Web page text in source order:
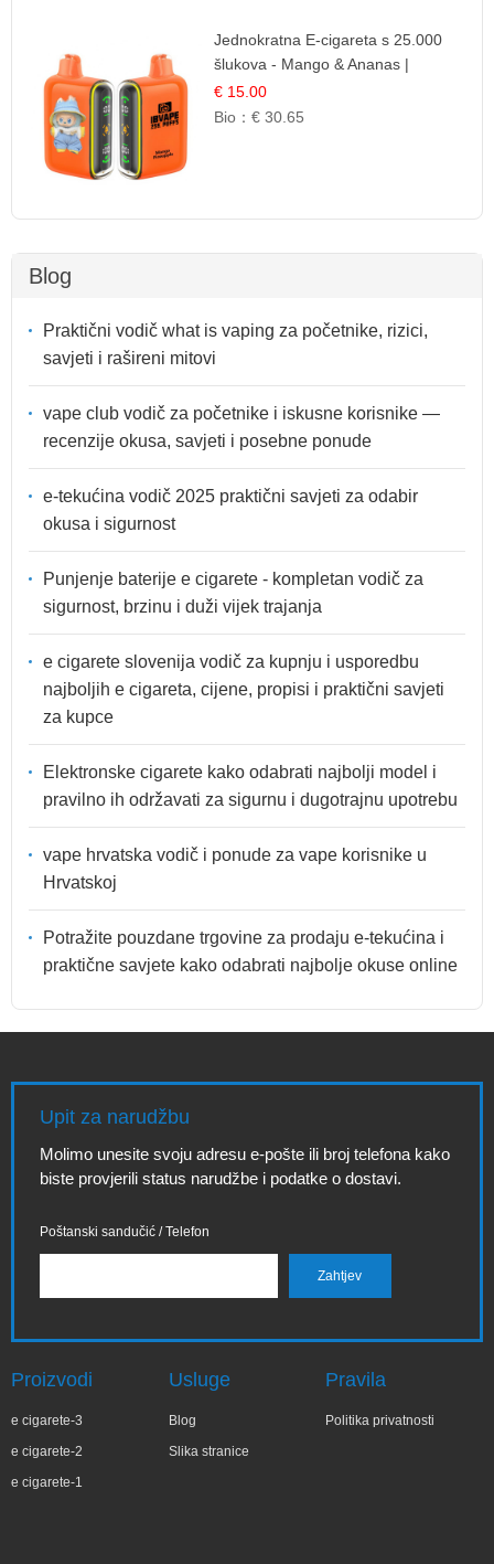
Jednokratna E-cigareta s 25.000
šlukova - Mango & Ananas |
Egzotična Voćna Mješavina
€ 15.00
Bio：€ 30.65
Blog
Praktični vodič what is vaping za početnike, rizici,
savjeti i rašireni mitovi
vape club vodič za početnike i iskusne korisnike —
recenzije okusa, savjeti i posebne ponude
e-tekućina vodič 2025 praktični savjeti za odabir
okusa i sigurnost
Punjenje baterije e cigarete - kompletan vodič za
sigurnost, brzinu i duži vijek trajanja
e cigarete slovenija vodič za kupnju i usporedbu
najboljih e cigareta, cijene, propisi i praktični savjeti
za kupce
Elektronske cigarete kako odabrati najbolji model i
pravilno ih održavati za sigurnu i dugotrajnu upotrebu
vape hrvatska vodič i ponude za vape korisnike u
Hrvatskoj
Potražite pouzdane trgovine za prodaju e-tekućina i
praktične savjete kako odabrati najbolje okuse online
Upit za narudžbu
Molimo unesite svoju adresu e-pošte ili broj telefona kako
biste provjerili status narudžbe i podatke o dostavi.
Poštanski sandučić / Telefon
Proizvodi
e cigarete-3
e cigarete-2
e cigarete-1
Usluge
Blog
Slika stranice
Pravila
Politika privatnosti